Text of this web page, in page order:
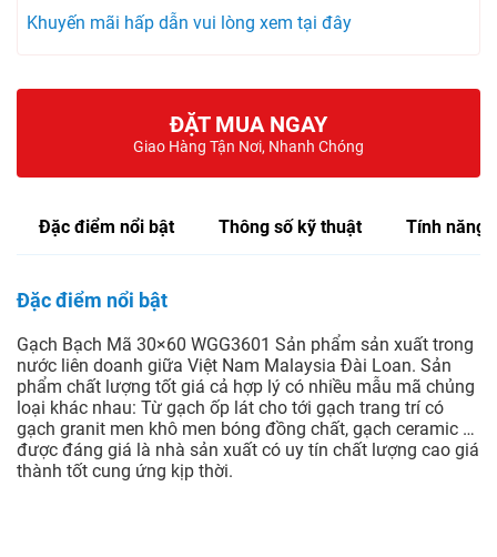
Khuyến mãi hấp dẫn vui lòng xem tại đây
ĐẶT MUA NGAY
Giao Hàng Tận Nơi, Nhanh Chóng
Đặc điểm nổi bật Thông số kỹ thuật Tính năng
Đặc điểm nổi bật
Gạch Bạch Mã 30×60 WGG3601 Sản phẩm sản xuất trong
nước liên doanh giữa Việt Nam Malaysia Đài Loan. Sản
phẩm chất lượng tốt giá cả hợp lý có nhiều mẫu mã chủng
loại khác nhau: Từ gạch ốp lát cho tới gạch trang trí có
gạch granit men khô men bóng đồng chất, gạch ceramic …
được đáng giá là nhà sản xuất có uy tín chất lượng cao giá
thành tốt cung ứng kịp thời.